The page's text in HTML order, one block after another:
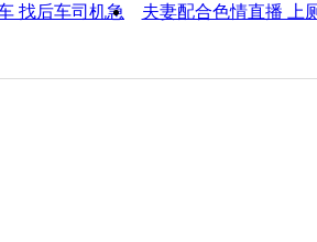
找后车司机急
夫妻配合色情直播 上